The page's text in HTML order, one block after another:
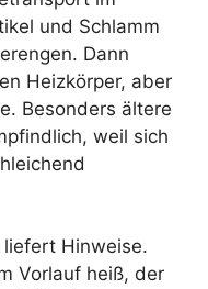
und Schlamm
Dann
Heizkörper, aber
Besonders ältere
weil sich
Hinweise.
Vorlauf heiß, der